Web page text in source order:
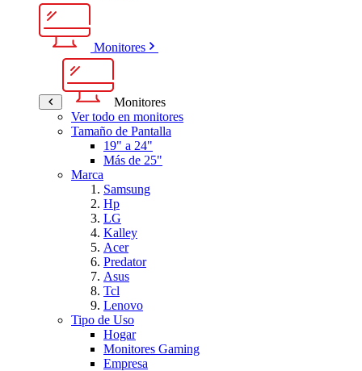
Monitores
Monitores
Ver todo en monitores
Tamaño de Pantalla
19" a 24"
Más de 25"
Marca
Samsung
Hp
LG
Kalley
Acer
Predator
Asus
Tcl
Lenovo
Tipo de Uso
Hogar
Monitores Gaming
Empresa